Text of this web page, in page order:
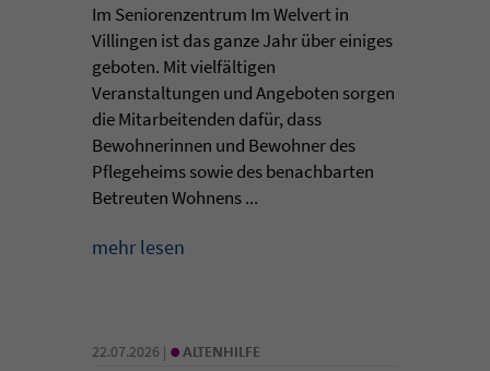
Im Seniorenzentrum Im Welvert in
Villingen ist das ganze Jahr über einiges
geboten. Mit vielfältigen
Veranstaltungen und Angeboten sorgen
die Mitarbeitenden dafür, dass
Bewohnerinnen und Bewohner des
Pflegeheims sowie des benachbarten
Betreuten Wohnens ...
mehr lesen
22.07.2026 | • ALTENHILFE